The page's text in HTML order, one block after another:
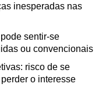
inesperadas nas
sentir-se
ou convencionais
risco de se
o interesse